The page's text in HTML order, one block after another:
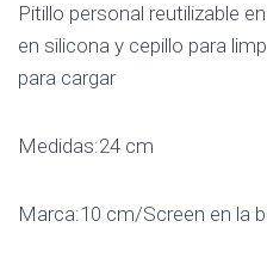
Pitillo personal reutilizable
en silicona y cepillo para
para cargar
Medidas:24 cm
Marca:10 cm/Screen en la